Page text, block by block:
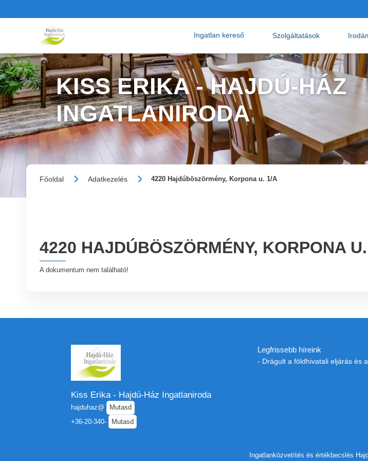
Ingatlan kereső Szolgáltatások
KISS ERIKA - HAJDÚ-HÁZ
INGATLANIRODA
Főoldal Adatkezelés 4220 Hajdúböszörmény, Korpona u. 1/A
4220 HAJDÚBÖSZÖRMÉNY, KORPONA
A dokumentum nem található!
Kiss Erika - Hajdú-Ház Ingatlaniroda
hajduhaz@
Mutasd
+36-20-340-
Mutasd
Legfrissebb híreink
- Drágult a földhivatali eljárás és
Ingatlanközvetítés és értékbecslés